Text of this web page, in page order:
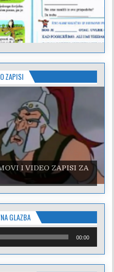
ZAPISI
I VIDEO ZAPISI ZA
GLAZBA
00:00